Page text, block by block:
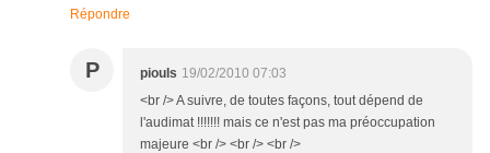
Répondre
P piouls 19/02/2010 07:03
<br /> A suivre, de toutes façons, tout dépend de
l'audimat !!!!!!! mais ce n'est pas ma préoccupation
majeure <br /> <br /> <br />